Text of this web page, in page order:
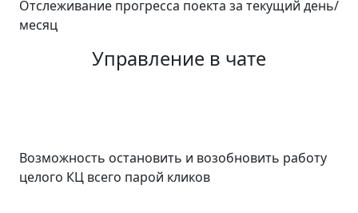
Отслеживание прогресса поекта за текущий день/
месяц
Управление в чате
Возможность остановить и возобновить работу
целого КЦ всего парой кликов